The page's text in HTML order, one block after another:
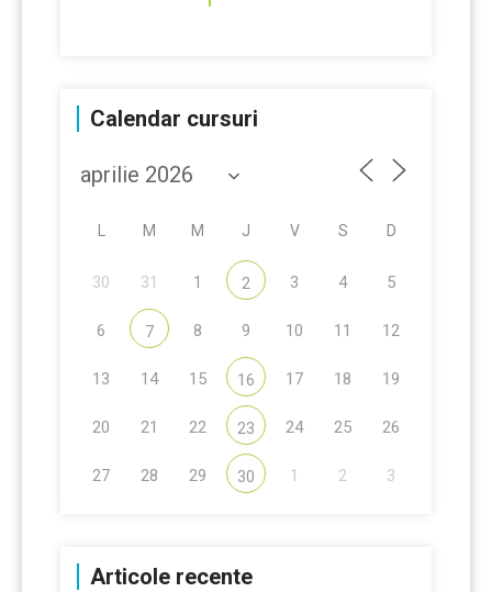
Calendar cursuri
M M J V S D
30 31 1 2 3 4 5
6 7 8 9 10 11 12
13 14 15 16 17 18 19
20 21 22 23 24 25 26
27 28 29 30 1 2 3
Articole recente